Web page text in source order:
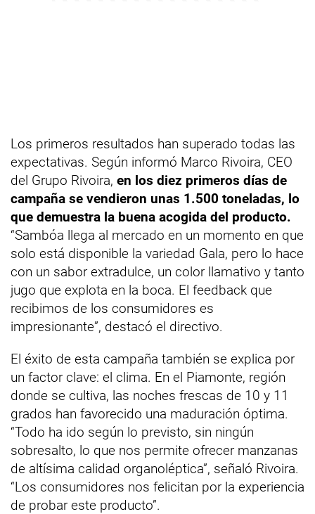
Los primeros resultados han superado todas las
expectativas. Según informó Marco Rivoira, CEO
del Grupo Rivoira, en los diez primeros días de
campaña se vendieron unas 1.500 toneladas, lo
que demuestra la buena acogida del producto.
“Sambóa llega al mercado en un momento en que
solo está disponible la variedad Gala, pero lo hace
con un sabor extradulce, un color llamativo y tanto
jugo que explota en la boca. El feedback que
recibimos de los consumidores es
impresionante”, destacó el directivo.
El éxito de esta campaña también se explica por
un factor clave: el clima. En el Piamonte, región
donde se cultiva, las noches frescas de 10 y 11
grados han favorecido una maduración óptima.
“Todo ha ido según lo previsto, sin ningún
sobresalto, lo que nos permite ofrecer manzanas
de altísima calidad organoléptica”, señaló Rivoira.
“Los consumidores nos felicitan por la experiencia
de probar este producto”.